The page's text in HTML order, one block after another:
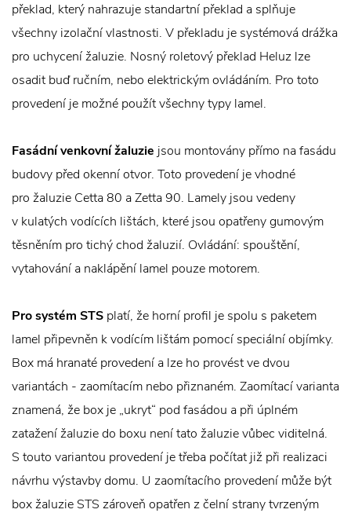
překlad, který nahrazuje standartní překlad a splňuje
všechny izolační vlastnosti. V překladu je systémová drážka
pro uchycení žaluzie. Nosný roletový překlad Heluz lze
osadit buď ručním, nebo elektrickým ovládáním. Pro toto
provedení je možné použít všechny typy lamel.
Fasádní venkovní žaluzie jsou montovány přímo na fasádu
budovy před okenní otvor. Toto provedení je vhodné
pro žaluzie Cetta 80 a Zetta 90. Lamely jsou vedeny
v kulatých vodících lištách, které jsou opatřeny gumovým
těsněním pro tichý chod žaluzií. Ovládání: spouštění,
vytahování a naklápění lamel pouze motorem.
Pro systém STS platí, že horní profil je spolu s paketem
lamel připevněn k vodícím lištám pomocí speciální objímky.
Box má hranaté provedení a lze ho provést ve dvou
variantách - zaomítacím nebo přiznaném. Zaomítací varianta
znamená, že box je „ukryt“ pod fasádou a při úplném
zatažení žaluzie do boxu není tato žaluzie vůbec viditelná.
S touto variantou provedení je třeba počítat již při realizaci
návrhu výstavby domu. U zaomítacího provedení může být
box žaluzie STS zároveň opatřen z čelní strany tvrzeným